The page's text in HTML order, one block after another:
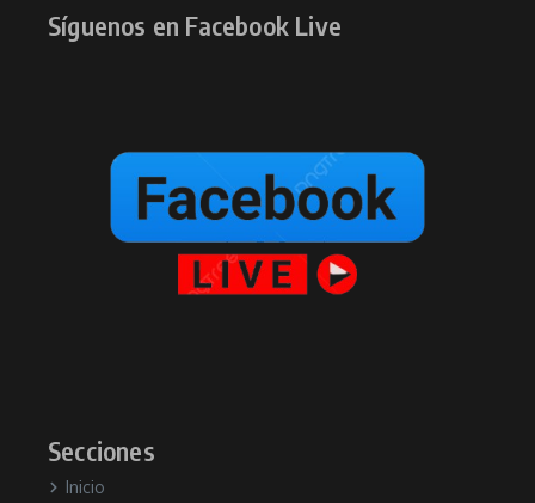
Síguenos en Facebook Live
Secciones
Inicio